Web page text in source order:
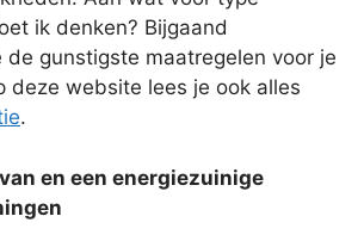
ik denken? Bijgaand
de gunstigste maatregelen voor je
deze website lees je ook alles
.
en een energiezuinige